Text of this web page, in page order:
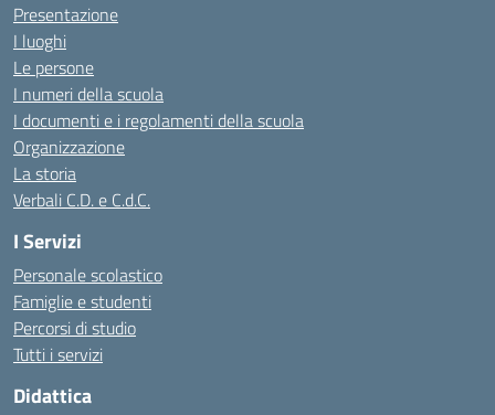
Presentazione
I luoghi
Le persone
I numeri della scuola
I documenti e i regolamenti della scuola
Organizzazione
La storia
Verbali C.D. e C.d.C.
I Servizi
Personale scolastico
Famiglie e studenti
Percorsi di studio
Tutti i servizi
Didattica